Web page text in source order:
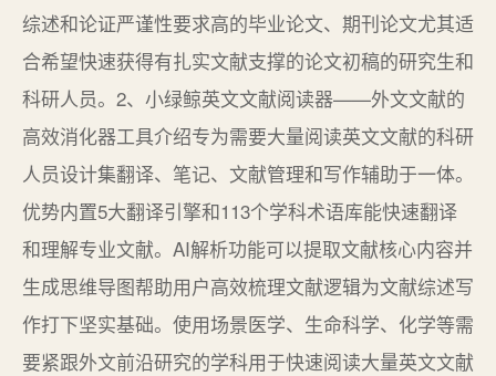
综述和论证严谨性要求高的毕业论文、期刊论文尤其适
合希望快速获得有扎实文献支撑的论文初稿的研究生和
科研人员。2、小绿鲸英文文献阅读器——外文文献的
高效消化器工具介绍专为需要大量阅读英文文献的科研
人员设计集翻译、笔记、文献管理和写作辅助于一体。
优势内置5大翻译引擎和113个学科术语库能快速翻译
和理解专业文献。AI解析功能可以提取文献核心内容并
生成思维导图帮助用户高效梳理文献逻辑为文献综述写
作打下坚实基础。使用场景医学、生命科学、化学等需
要紧跟外文前沿研究的学科用于快速阅读大量英文文献